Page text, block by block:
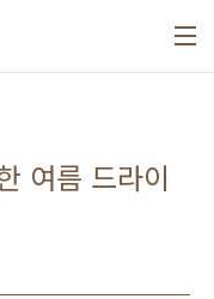
여름 드라이